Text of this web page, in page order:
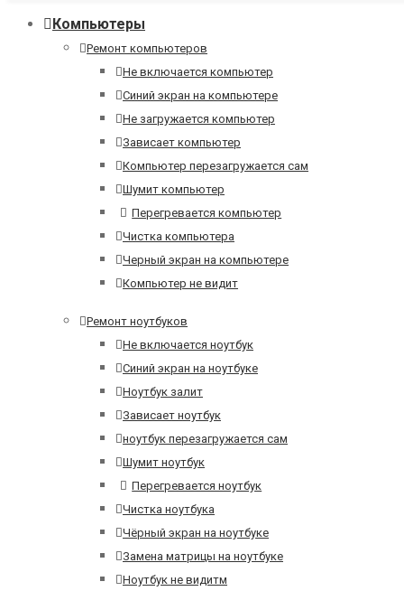
Компьютеры
Ремонт компьютеров
Не включается компьютер
Синий экран на компьютере
Не загружается компьютер
Зависает компьютер
Компьютер перезагружается сам
Шумит компьютер
Перегревается компьютер
Чистка компьютера
Черный экран на компьютере
Компьютер не видит
Ремонт ноутбуков
Не включается ноутбук
Синий экран на ноутбуке
Ноутбук залит
Зависает ноутбук
ноутбук перезагружается сам
Шумит ноутбук
Перегревается ноутбук
Чистка ноутбука
Чёрный экран на ноутбуке
Замена матрицы на ноутбуке
Ноутбук не видитм